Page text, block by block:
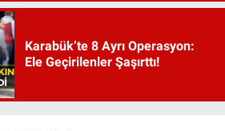
Karabük’te 8 Ayrı Operasyon:
Ele Geçirilenler Şaşırttı!